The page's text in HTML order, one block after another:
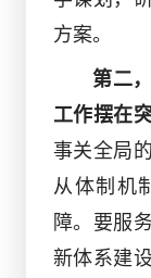
方案。
第二
工作摆在
事关全局
从体制机
障。要服
新体系建